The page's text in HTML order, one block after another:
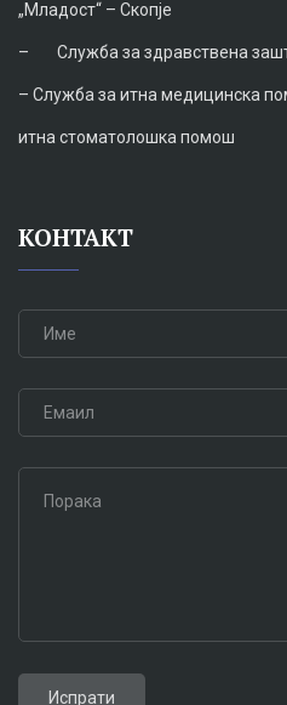
„Младост“ – Скопје
– Служба за здравствена
– Служба за итна медицинска
итна стоматолошка помош
КОНТАКТ